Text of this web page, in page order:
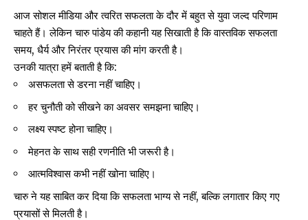
आज सोशल मीडिया और त्वरित सफलता के दौर में बहुत से युवा जल्द परिणाम
चाहते हैं। लेकिन चारु पांडेय की कहानी यह सिखाती है कि वास्तविक सफलता
समय, धैर्य और निरंतर प्रयास की मांग करती है।
उनकी यात्रा हमें बताती है कि:
असफलता से डरना नहीं चाहिए।
हर चुनौती को सीखने का अवसर समझना चाहिए।
लक्ष्य स्पष्ट होना चाहिए।
मेहनत के साथ सही रणनीति भी जरूरी है।
आत्मविश्वास कभी नहीं खोना चाहिए।
चारु ने यह साबित कर दिया कि सफलता भाग्य से नहीं, बल्कि लगातार किए गए
प्रयासों से मिलती है।